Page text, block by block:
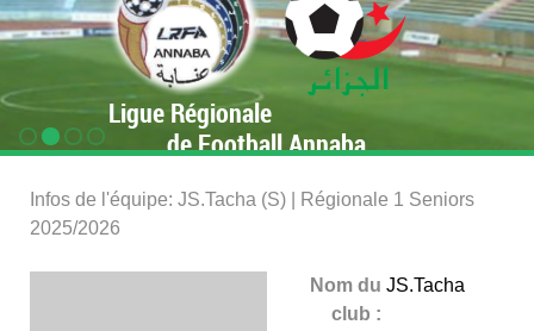
Ligue Régionale
de Football Annaba
Infos de l'équipe: JS.Tacha (S) | Régionale 1 Seniors
2025/2026
Nom du
club :
JS.Tacha